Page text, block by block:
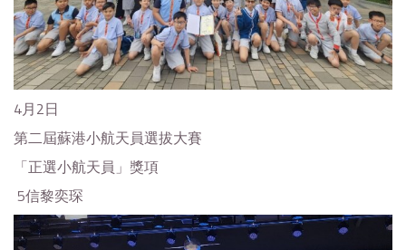
4月2日
第二屆蘇港小航天員選拔大賽
「正選小航天員」獎項
5信黎奕琛